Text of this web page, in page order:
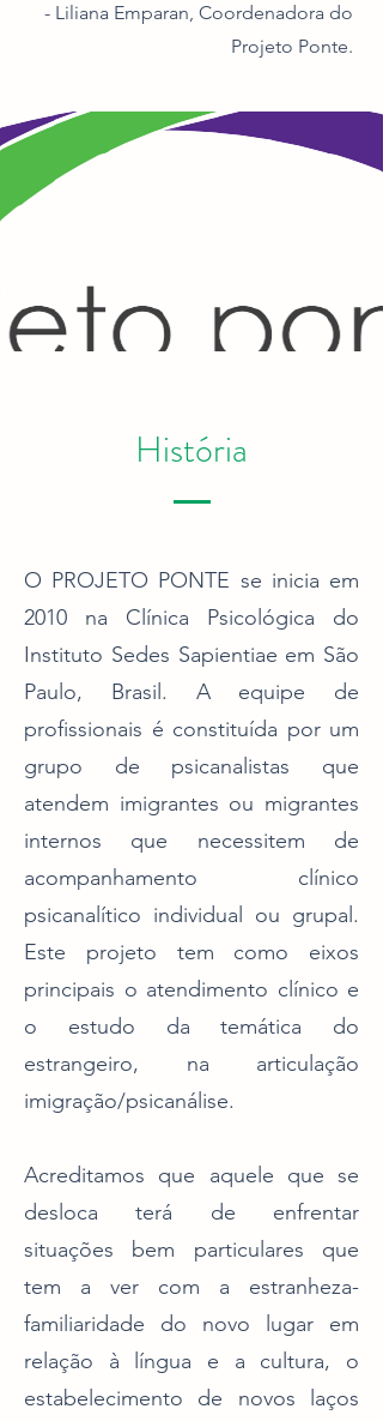
- Liliana Emparan, Coordenadora do
Projeto Ponte.
História
O PROJETO PONTE se inicia em
2010 na Clínica Psicológica do
Instituto Sedes Sapientiae em São
Paulo, Brasil. A equipe de
profissionais é constituída por um
grupo de psicanalistas que
atendem imigrantes ou migrantes
internos que necessitem de
acompanhamento clínico
psicanalítico individual ou grupal.
Este projeto tem como eixos
principais o atendimento clínico e
o estudo da temática do
estrangeiro, na articulação
imigração/psicanálise.
Acreditamos que aquele que se
desloca terá de enfrentar
situações bem particulares que
tem a ver com a estranheza-
familiaridade do novo lugar em
relação à língua e a cultura, o
estabelecimento de novos laços